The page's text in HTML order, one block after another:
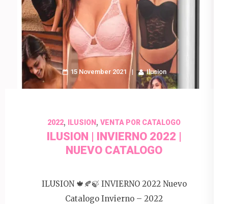
15 November 2021 Ilusion
2022, ILUSION , VENTA POR CATALOGO
ILUSION | INVIERNO 2022 |
NUEVO CATALOGO
ILUSION 🍁🍂🍃 INVIERNO 2022 Nuevo
Catalogo Invierno – 2022